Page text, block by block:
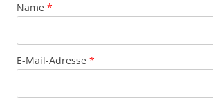
Name *
E-Mail-Adresse *